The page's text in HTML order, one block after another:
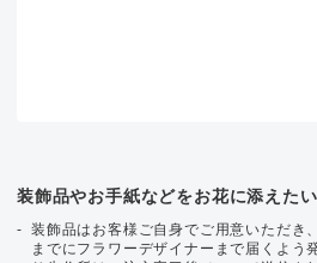
装飾品やお手紙などをお花に添えた
装飾品はお客様ご自身でご用意いただき
までにフラワーデザイナーまで届くよう